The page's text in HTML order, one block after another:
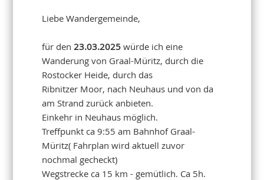
Liebe Wandergemeinde,
für den23.03.2025 würde ich eine
Wanderung von Graal-Müritz, durch die
Rostocker Heide, durch das
Ribnitzer Moor, nach Neuhaus und von da
am Strand zurück anbieten.
Einkehr in Neuhaus möglich.
Treffpunkt ca 9:55 am Bahnhof Graal-
Müritz( Fahrplan wird aktuell zuvor
nochmal gecheckt)
Wegstrecke ca 15 km - gemütlich. Ca 5h.